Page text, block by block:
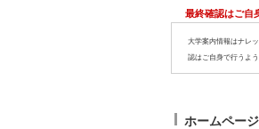
最終確認はご自
大学案内情報はナレ
認はご自身で行うよ
ホームペー